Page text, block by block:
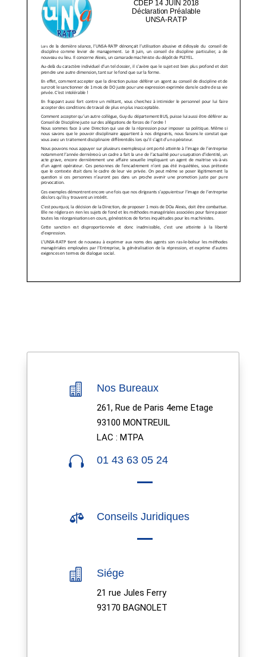
 Nos Bureaux
261, Rue de Paris 4eme Etage
93100 MONTREUIL
LAC : MTPA
 01 43 63 05 24
 Conseils Juridiques
 Siége
21 rue Jules Ferry
93170 BAGNOLET